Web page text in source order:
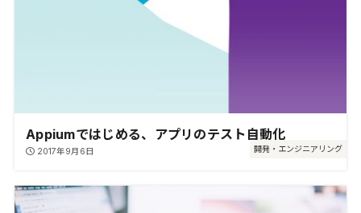
開発・エンジニアリング
Appiumではじめる、アプリのテスト自動化
2017年9月6日